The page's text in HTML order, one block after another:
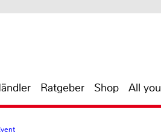
Ratgeber Shop All